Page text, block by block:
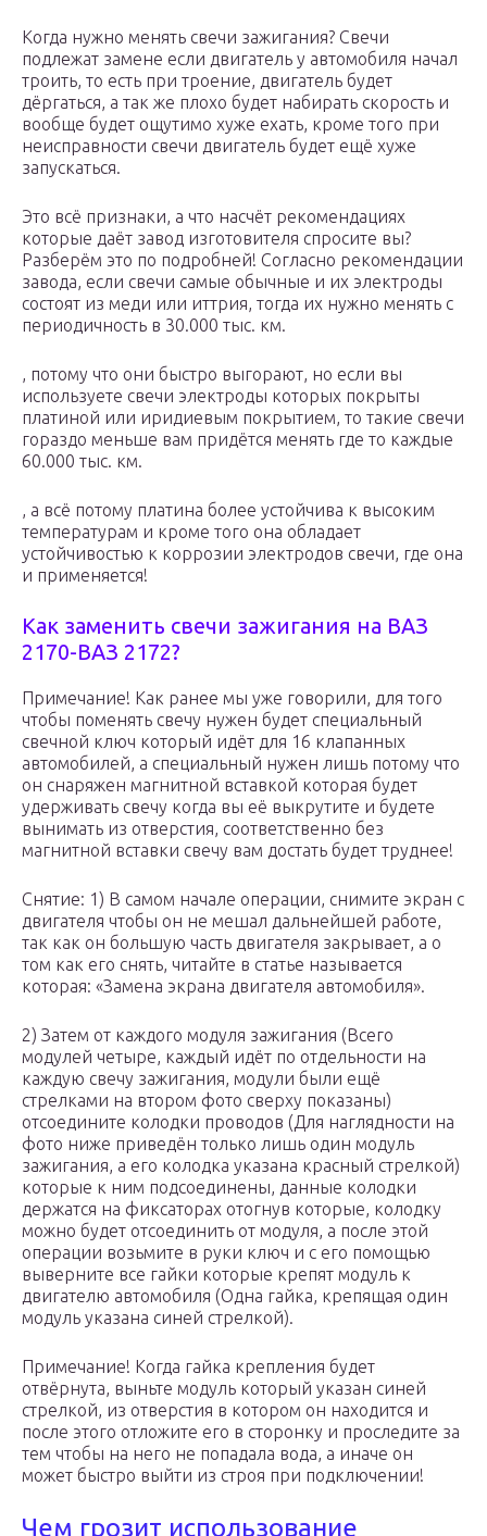
Когда нужно менять свечи зажигания? Свечи
подлежат замене если двигатель у автомобиля начал
троить, то есть при троение, двигатель будет
дёргаться, а так же плохо будет набирать скорость и
вообще будет ощутимо хуже ехать, кроме того при
неисправности свечи двигатель будет ещё хуже
запускаться.
Это всё признаки, а что насчёт рекомендациях
которые даёт завод изготовителя спросите вы?
Разберём это по подробней! Согласно рекомендации
завода, если свечи самые обычные и их электроды
состоят из меди или иттрия, тогда их нужно менять с
периодичность в 30.000 тыс. км.
, потому что они быстро выгорают, но если вы
используете свечи электроды которых покрыты
платиной или иридиевым покрытием, то такие свечи
гораздо меньше вам придётся менять где то каждые
60.000 тыс. км.
, а всё потому платина более устойчива к высоким
температурам и кроме того она обладает
устойчивостью к коррозии электродов свечи, где она
и применяется!
Как заменить свечи зажигания на ВАЗ
2170-ВАЗ 2172?
Примечание! Как ранее мы уже говорили, для того
чтобы поменять свечу нужен будет специальный
свечной ключ который идёт для 16 клапанных
автомобилей, а специальный нужен лишь потому что
он снаряжен магнитной вставкой которая будет
удерживать свечу когда вы её выкрутите и будете
вынимать из отверстия, соответственно без
магнитной вставки свечу вам достать будет труднее!
Снятие: 1) В самом начале операции, снимите экран с
двигателя чтобы он не мешал дальнейшей работе,
так как он большую часть двигателя закрывает, а о
том как его снять, читайте в статье называется
которая: «Замена экрана двигателя автомобиля».
2) Затем от каждого модуля зажигания (Всего
модулей четыре, каждый идёт по отдельности на
каждую свечу зажигания, модули были ещё
стрелками на втором фото сверху показаны)
отсоедините колодки проводов (Для наглядности на
фото ниже приведён только лишь один модуль
зажигания, а его колодка указана красный стрелкой)
которые к ним подсоединены, данные колодки
держатся на фиксаторах отогнув которые, колодку
можно будет отсоединить от модуля, а после этой
операции возьмите в руки ключ и с его помощью
выверните все гайки которые крепят модуль к
двигателю автомобиля (Одна гайка, крепящая один
модуль указана синей стрелкой).
Примечание! Когда гайка крепления будет
отвёрнута, выньте модуль который указан синей
стрелкой, из отверстия в котором он находится и
после этого отложите его в сторонку и проследите за
тем чтобы на него не попадала вода, а иначе он
может быстро выйти из строя при подключении!
Чем грозит использование